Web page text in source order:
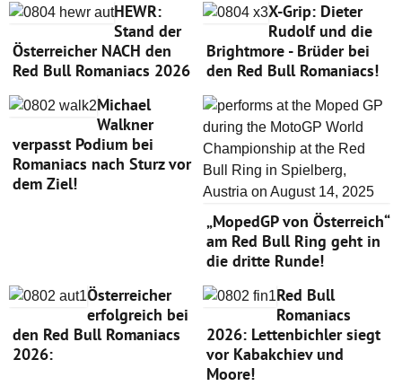
HEWR:
Stand der
Österreicher NACH den
Red Bull Romaniacs 2026
X-Grip: Dieter
Rudolf und die
Brightmore - Brüder bei
den Red Bull Romaniacs!
Michael
Walkner
verpasst Podium bei
Romaniacs nach Sturz vor
dem Ziel!
„MopedGP von Österreich“
am Red Bull Ring geht in
die dritte Runde!
Österreicher
erfolgreich bei
den Red Bull Romaniacs
2026:
Red Bull
Romaniacs
2026: Lettenbichler siegt
vor Kabakchiev und
Moore!